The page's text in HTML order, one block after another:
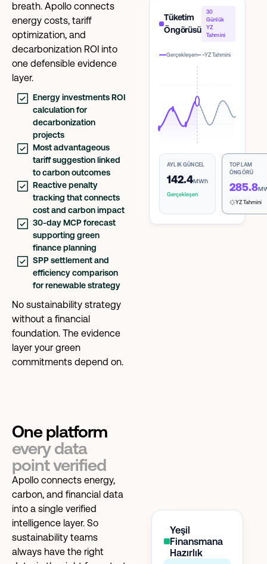
Tüketim
Öngörüsü
30
Günlük
YZ
Tahmini
Gerçekleşen YZ Tahmini
AYLIK GÜNCEL
142.4MWh
Gerçekleşen
TOPLAM
ÖNGÖRÜ
285.8
YZ Tahmini
breath. Apollo connects
energy costs, tariff
optimization, and
decarbonization ROI into
one defensible evidence
layer.
Energy investments ROI
calculation for
decarbonization
projects
Most advantageous
tariff suggestion linked
to carbon outcomes
Reactive penalty
tracking that connects
cost and carbon impact
30-day MCP forecast
supporting green
finance planning
SPP settlement and
efficiency comparison
for renewable strategy
No sustainability strategy
without a financial
foundation. The evidence
layer your green
commitments depend on.
One platform
every data
point verified
Apollo connects energy,
carbon, and financial data
into a single verified
intelligence layer. So
sustainability teams
always have the right
Yeşil
Finansmana
Hazırlık